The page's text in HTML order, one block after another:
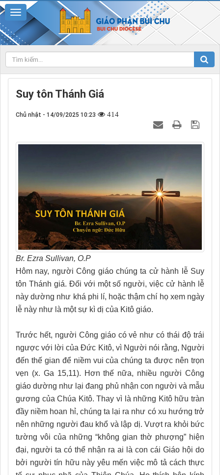
Suy tôn Thánh Giá
Chủ nhật - 14/09/2025 10:23 414
Br. Ezra Sullivan, O.P
Hôm nay, người Công giáo chúng ta cử hành lễ Suy
tôn Thánh giá. Đối với một số người, việc cử hành lễ
này dường như khá phi lí, hoặc thậm chí họ xem ngày
lễ này như là một sự kì dị của Kitô giáo.
Trước hết, người Công giáo có vẻ như có thái độ trái
ngược với lời của Đức Kitô, vì Người nói rằng, Người
đến thế gian để niềm vui của chúng ta được nên trọn
vẹn (x. Ga 15,11). Hơn thế nữa, nhiều người Công
giáo dường như lại đang phủ nhận con người và mẫu
gương của Chúa Kitô. Thay vì là những Kitô hữu tràn
đầy niềm hoan hỉ, chúng ta lại ra như có xu hướng trở
nên những người đau khổ và lập dị. Vượt ra khỏi bức
tường vôi của những “không gian thờ phượng” hiện
đại, người ta có thể nhận ra ai là con cái Giáo hội do
bởi người tín hữu này yêu mến việc mô tả cách thực